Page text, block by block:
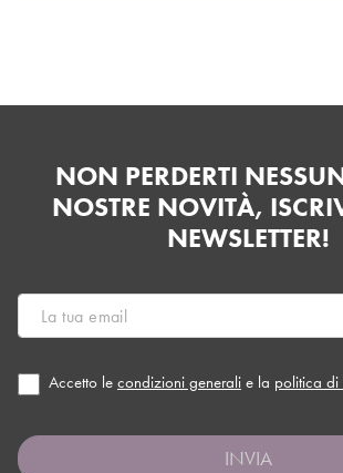
NON PERDERTI
NOSTRE NOVITÀ,
NEWSLETTER!
Accetto le condizioni generali e la politica di
INVIA